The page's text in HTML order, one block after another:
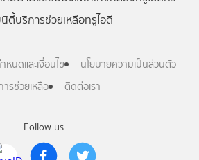
Follow us
ตี้บริการช่วยเหลือทรูไอดี
หนดและเงื่อนไข
นโยบายความเป็นส่วนตัว
ารช่วยเหลือ
ติดต่อเรา